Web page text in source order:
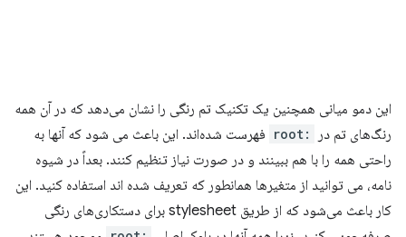
این دمو میانی همچنین یک تکنیک تم رنگی را نشان می‌دهد که در آن همه
رنگ‌های تم در
:root
فهرست شده‌اند. این باعث می شود که آنها به
راحتی همه را با هم ببینند و در صورت نیاز تنظیم کنند. بعداً در شیوه
نامه، می توانید از متغیرها همانطور که تعریف شده اند استفاده کنید. این
کار باعث می‌شود که از طریق stylesheet برای دستکاری‌های رنگی